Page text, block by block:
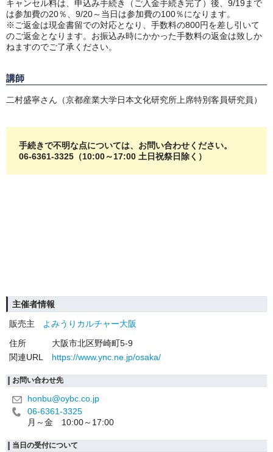
キャンセル料は、申込み手続き（ご入金手続き完了）後、9/19まで
は参加費の20％、9/20～当日は参加費の100％になります。
※ご返金は現金書留での対応となり、手数料の800円を差し引いて
のご返金となります。 お振込み時にかかった手数料の返金は致しか
ねますのでご了承ください。
講師
二村盛寧さん（京都産業大学日本文化研究所上席特別客員研究員）
手続きで不明な点については、お問い合わせください。
06-6361-3325（10:00～17:00 土日祝祭日 除く ）
主催者情報
販売主
よみうりカルチャー大阪
住所
大阪市北区野崎町5-9
関連URL
https://www.ync.ne.jp/osaka/
お問い合わせ先
honbu@oybc.co.jp
06-6361-3325
月～金 10:00～17:00
当日の受付について